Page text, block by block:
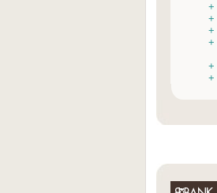
+
+
+
+
+
+